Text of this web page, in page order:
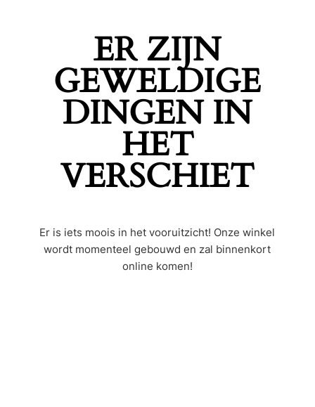
ER ZIJN
GEWELDIGE
DINGEN IN
HET
VERSCHIET
Er is iets moois in het vooruitzicht! Onze winkel
wordt momenteel gebouwd en zal binnenkort
online komen!